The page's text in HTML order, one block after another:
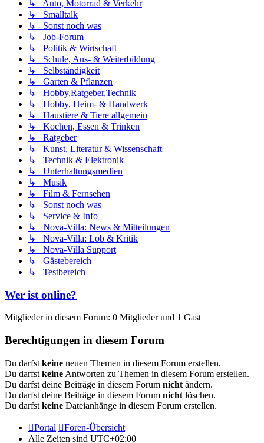
↳ Auto, Motorrad & Verkehr
↳ Smalltalk
↳ Sonst noch was
↳ Job-Forum
↳ Politik & Wirtschaft
↳ Schule, Aus- & Weiterbildung
↳ Selbständigkeit
↳ Garten & Pflanzen
↳ Hobby,Ratgeber,Technik
↳ Hobby, Heim- & Handwerk
↳ Haustiere & Tiere allgemein
↳ Kochen, Essen & Trinken
↳ Ratgeber
↳ Kunst, Literatur & Wissenschaft
↳ Technik & Elektronik
↳ Unterhaltungsmedien
↳ Musik
↳ Film & Fernsehen
↳ Sonst noch was
↳ Service & Info
↳ Nova-Villa: News & Mitteilungen
↳ Nova-Villa: Lob & Kritik
↳ Nova-Villa Support
↳ Gästebereich
↳ Testbereich
Wer ist online?
Mitglieder in diesem Forum: 0 Mitglieder und 1 Gast
Berechtigungen in diesem Forum
Du darfst keine neuen Themen in diesem Forum erstellen.
Du darfst keine Antworten zu Themen in diesem Forum erstellen.
Du darfst deine Beiträge in diesem Forum nicht ändern.
Du darfst deine Beiträge in diesem Forum nicht löschen.
Du darfst keine Dateianhänge in diesem Forum erstellen.
Portal
Foren-Übersicht
Alle Zeiten sind UTC+02:00